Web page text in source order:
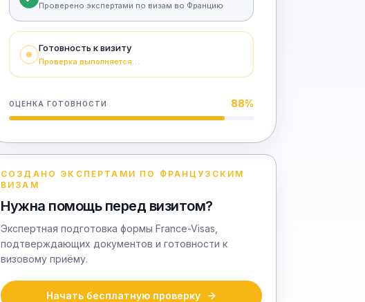
Проверено экспертами по визам во Францию
Готовность к визиту
Проверка выполняется…
ОЦЕНКА ГОТОВНОСТИ 88%
СОЗДАНО ЭКСПЕРТАМИ ПО ФРАНЦУЗСКИМ
ВИЗАМ
Нужна помощь перед визитом?
Экспертная подготовка формы France-Visas,
подтверждающих документов и готовности к
визовому приёму.
Начать бесплатную проверку